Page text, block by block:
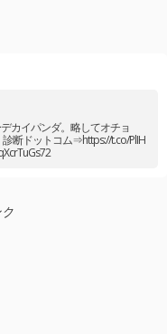
カイパンダ。略してオチョ
断ドットコム⇒https://t.co/PlIH